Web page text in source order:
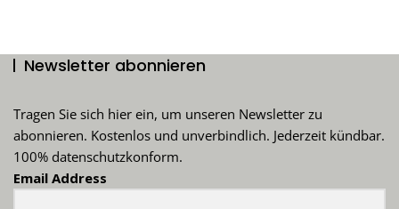
Newsletter abonnieren
Tragen Sie sich hier ein, um unseren Newsletter zu
abonnieren. Kostenlos und unverbindlich. Jederzeit kündbar.
100% datenschutzkonform.
Email Address